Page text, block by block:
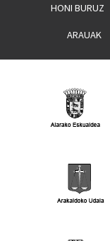
HONI BURUZ
ARAUAK